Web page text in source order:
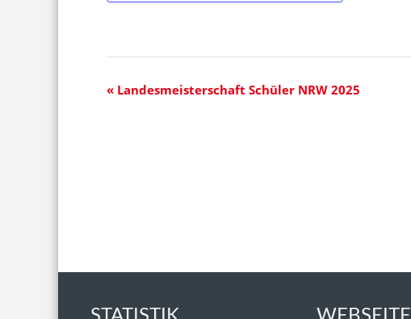
Veranstaltung-
« Landesmeisterschaft Schüler NRW 2025